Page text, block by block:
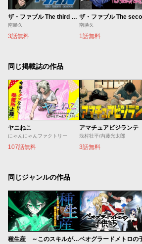
ザ・ファブル The third secret
南勝久
3話無料
南勝久
1話無料
同じ掲載誌の作品
ヤニねこ
にゃんにゃんファクトリー
107話無料
アマチュアビジランテ
浅村壮平/内藤光太郎
3話無料
同じジャンルの作品
種生産 ～このスキルがチートだとまだ誰も気付いていない～